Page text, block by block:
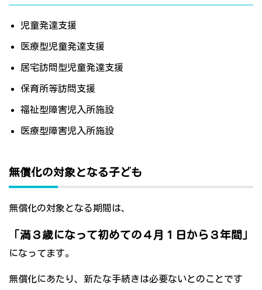
児童発達支援
医療型児童発達支援
居宅訪問型児童発達支援
保育所等訪問支援
福祉型障害児入所施設
医療型障害児入所施設
無償化の対象となる子ども
無償化の対象となる期間は、
「満３歳になって初めての４月１日から３年間」
になってます。
無償化にあたり、新たな手続きは必要ないとのことです